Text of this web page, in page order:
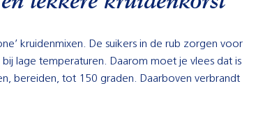
kruidenmixen. De suikers in de rub zorgen voor
lage temperaturen. Daarom moet je vlees dat is
bereiden, tot 150 graden. Daarboven verbrandt